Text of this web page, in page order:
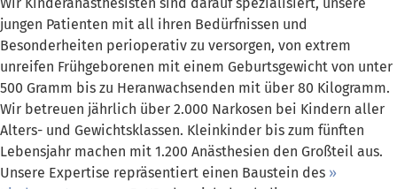
Wir Kinderanästhesisten sind darauf spezialisiert, unsere
jungen Patienten mit all ihren Bedürfnissen und
Besonderheiten perioperativ zu versorgen, von extrem
unreifen Frühgeborenen mit einem Geburtsgewicht von unter
500 Gramm bis zu Heranwachsenden mit über 80 Kilogramm.
Wir betreuen jährlich über 2.000 Narkosen bei Kindern aller
Alters- und Gewichtsklassen. Kleinkinder bis zum fünften
Lebensjahr machen mit 1.200 Anästhesien den Großteil aus.
Unsere Expertise repräsentiert einen Baustein des